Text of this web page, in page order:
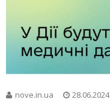
nove.in.ua 28.06.2024